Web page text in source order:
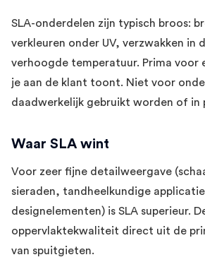
SLA-onderdelen zijn typisch broos:
verkleuren onder UV, verzwakken in
verhoogde temperatuur. Prima voor
je aan de klant toont. Niet voor
daadwerkelijk gebruikt worden of in
Waar SLA wint
Voor zeer fijne detailweergave
sieraden, tandheelkundige
designelementen) is SLA superieur.
oppervlaktekwaliteit direct uit de
van spuitgieten.